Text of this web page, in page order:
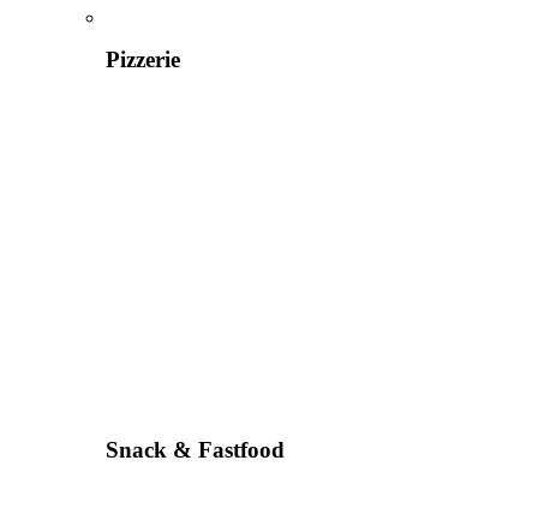
Pizzerie
Snack & Fastfood